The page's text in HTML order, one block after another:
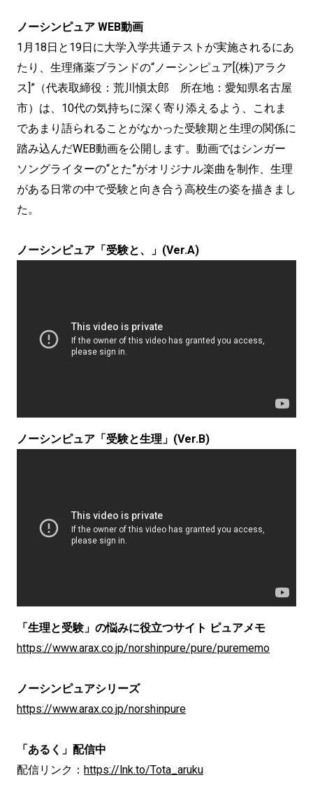
ノーシンピュア WEB動画
1月18日と19日に大学入学共通テストが実施されるにあ
たり、生理痛薬ブランドの“ノーシンピュア[(株)アラク
ス]”（代表取締役：荒川愼太郎 所在地：愛知県名古屋
市）は、10代の気持ちに深く寄り添えるよう、これま
であまり語られることがなかった受験期と生理の関係に
踏み込んだWEB動画を公開します。動画ではシンガー
ソングライターの“とた”がオリジナル楽曲を制作、生理
がある日常の中で受験と向き合う高校生の姿を描きまし
た。
ノーシンピュア「受験と、」(Ver.A)
ノーシンピュア「受験と生理」(Ver.B)
「生理と受験」の悩みに役立つサイト ピュアメモ
https://www.arax.co.jp/norshinpure/pure/purememo
ノーシンピュアシリーズ
https://www.arax.co.jp/norshinpure
「あるく」配信中
配信リンク： https://lnk.to/Tota_aruku